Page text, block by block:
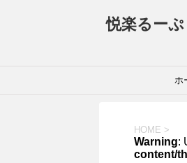
悦楽るーぷ
ホ
HOME >
Warning:
content/